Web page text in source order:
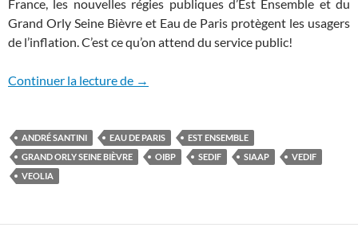
France, les nouvelles régies publiques d’Est Ensemble et du
Grand Orly Seine Bièvre et Eau de Paris protègent les usagers
de l’inflation. C’est ce qu’on attend du service public!
Continuer la lecture de La très résistible montée des tarifs de
→
ANDRÉ SANTINI EAU DE PARIS
EST ENSEMBLE
GRAND ORLY SEINE BIÈVRE
OIBP SEDIF SIAAP
VEDIF
VEOLIA